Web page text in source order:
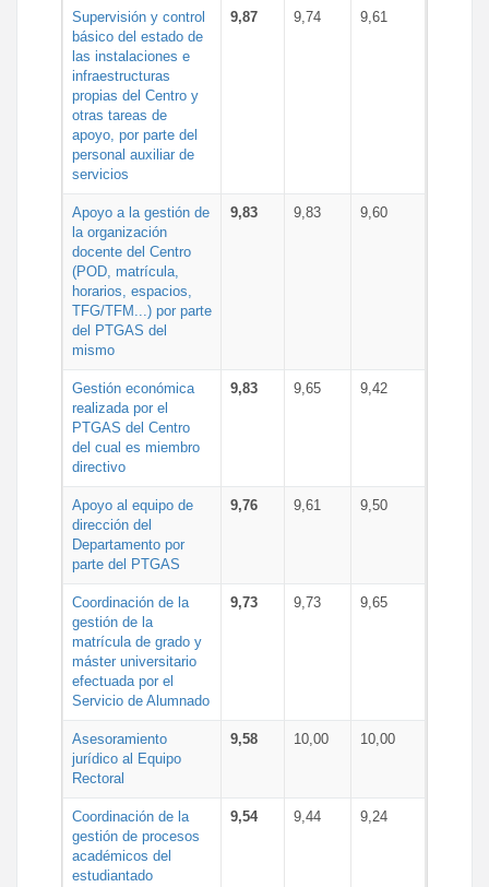
Supervisión y control
básico del estado de
las instalaciones e
infraestructuras
propias del Centro y
otras tareas de
apoyo, por parte del
personal auxiliar de
servicios
9,87 9,74 9,61
Apoyo a la gestión de
la organización
docente del Centro
(POD, matrícula,
horarios, espacios,
TFG/TFM...) por parte
del PTGAS del
mismo
9,83 9,83 9,60
Gestión económica
realizada por el
PTGAS del Centro
del cual es miembro
directivo
9,83 9,65 9,42
Apoyo al equipo de
dirección del
Departamento por
parte del PTGAS
9,76 9,61 9,50
Coordinación de la
gestión de la
matrícula de grado y
máster universitario
efectuada por el
Servicio de Alumnado
9,73 9,73 9,65
Asesoramiento
jurídico al Equipo
Rectoral
9,58 10,00 10,00
Coordinación de la
gestión de procesos
académicos del
estudiantado
9,54 9,44 9,24